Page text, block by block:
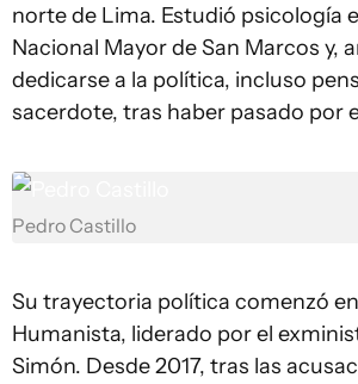
norte de Lima. Estudió psicología
Nacional Mayor de San Marcos y,
dedicarse a la política, incluso
sacerdote, tras haber pasado por
Pedro Castillo
Su trayectoria política comenzó
Humanista, liderado por el
Simón. Desde 2017, tras las